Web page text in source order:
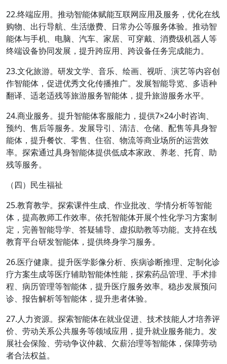
22.终端应用。推动智能体赋能互联网应用及服务，优化在线
购物、出行导航、生活缴费、日常办公等服务体验。推动智
能体与手机、电脑、汽车、家居、可穿戴、消费级机器人等
终端设备协同发展，提升跨应用、跨设备任务完成能力。
23.文化旅游。研发文学、音乐、绘画、视听、演艺等内容创
作智能体，促进优秀文化传播推广。发展智能导览、多语种
翻译、适老适残等旅游服务智能体，提升旅游服务水平。
24.商业服务。提升智能体客服能力，提供7×24小时咨询、
预约、售后等服务。发展导引、清洁、仓储、配售等具身智
能体，提升餐饮、零售、住宿、物流等商业场所的运营效
率。探索通过具身智能体提供低成本家政、养老、托育、助
残等服务。
（四）民生福祉
25.教育教学。探索课件生成、作业批改、学情分析等智能
体，提高教师工作效率。依托智能体开展个性化学习方案制
定，完善智能导学、答疑辅导、虚拟助教等功能。支持在线
教育平台研发智能体，提供终身学习服务。
26.医疗健康。提升医学影像分析、疾病诊断推理、定制化诊
疗方案生成等医疗辅助智能体性能，探索药品管理、手术排
程、病历管理等智能体，提升医疗服务效率。稳步发展预问
诊、报告解析等智能体，提升患者体验。
27.人力资源。探索智能体在就业促进、技术技能人才培养评
价、劳动关系公共服务等领域应用，提升就业服务能力。发
展社会保险、劳动争议仲裁、欠薪治理等智能体，保障劳动
者合法权益。